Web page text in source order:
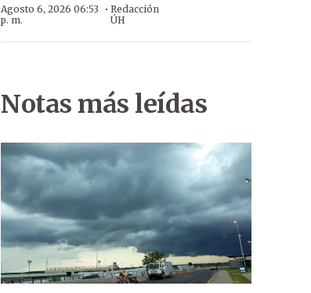
Agosto 6, 2026 06:53
p. m.
· Redacción
ÚH
Notas más leídas